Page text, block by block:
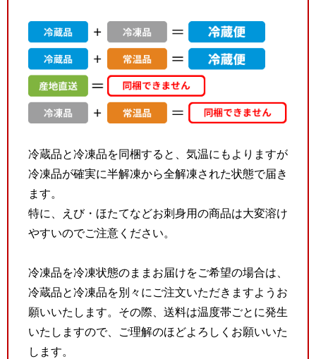
冷蔵品と冷凍品を同梱すると、気温にもよりますが
冷凍品が確実に半解凍から全解凍された状態で届き
ます。
特に、えび・ほたてなどお刺身用の商品は大変溶け
やすいのでご注意ください。
冷凍品を冷凍状態のままお届けをご希望の場合は、
冷蔵品と冷凍品を別々にご注文いただきますようお
願いいたします。その際、送料は温度帯ごとに発生
いたしますので、ご理解のほどよろしくお願いいた
します。